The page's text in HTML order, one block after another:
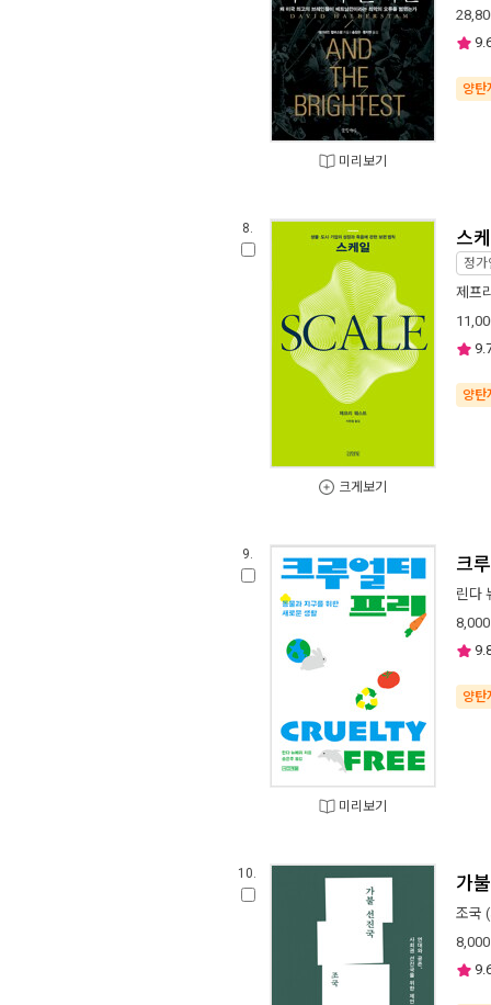
미리보기
양탄
8.
크게보기
스
정가
제프
양탄
9.
미리보기
크
린다
8,000
양탄
10. 가
조국
8,000